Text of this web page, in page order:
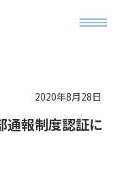
2020年8月28日
報制度認証に